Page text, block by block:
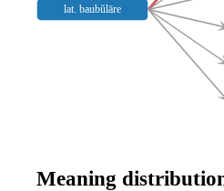
lat. baubŭlāre
Meaning